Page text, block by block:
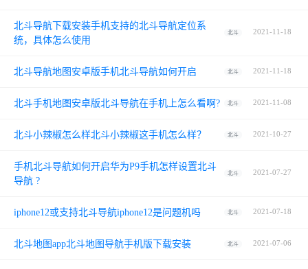
北斗导航下载安装手机支持的北斗导航定位系
统，具体怎么使用
北斗 2021-11-18
北斗导航地图安卓版手机北斗导航如何开启 北斗 2021-11-18
北斗手机地图安卓版北斗导航在手机上怎么看啊? 北斗 2021-11-08
北斗小辣椒怎么样北斗小辣椒这手机怎么样？ 北斗 2021-10-27
手机北斗导航如何开启华为P9手机怎样设置北斗
导航 ?
北斗 2021-07-27
iphone12或支持北斗导航iphone12是问题机吗 北斗 2021-07-18
北斗地图app北斗地图导航手机版下载安装 北斗 2021-07-06